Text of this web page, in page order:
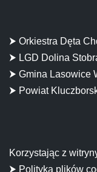
⮞ Orkiestra Dęta
⮞ LGD Dolina
⮞ Gmina Lasowice
⮞ Powiat
Korzystając z
⮞ Polityka plików